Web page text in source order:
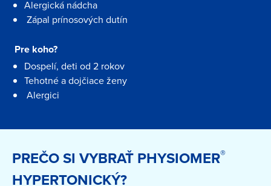
Alergická nádcha
Zápal prínosových dutín
Pre koho?
Dospelí, deti od 2 rokov
Tehotné a dojčiace ženy
Alergici
PREČO SI VYBRAŤ PHYSIOMER®
HYPERTONICKÝ?